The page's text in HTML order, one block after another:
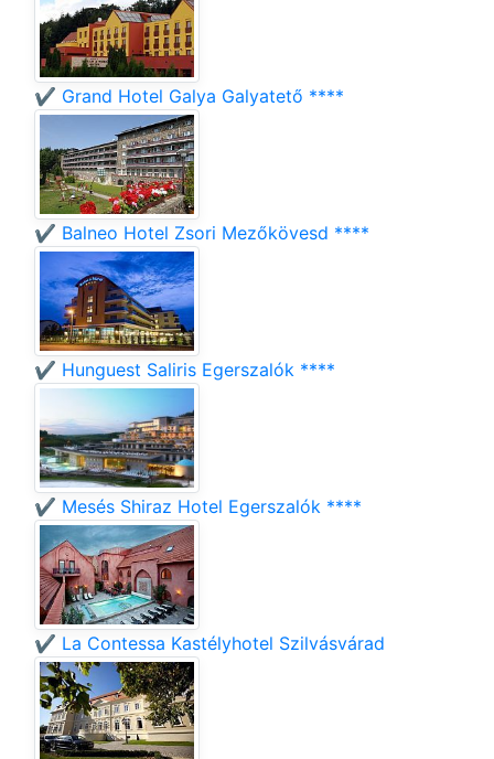
✔️ Grand Hotel Galya Galyatető ****
✔️ Balneo Hotel Zsori Mezőkövesd ****
✔️ Hunguest Saliris Egerszalók ****
✔️ Mesés Shiraz Hotel Egerszalók ****
✔️ La Contessa Kastélyhotel Szilvásvárad